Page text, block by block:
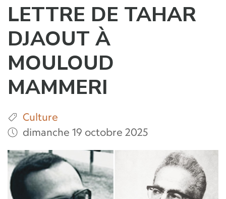
LETTRE DE TAHAR
DJAOUT À
MOULOUD
MAMMERI
Culture
dimanche 19 octobre 2025